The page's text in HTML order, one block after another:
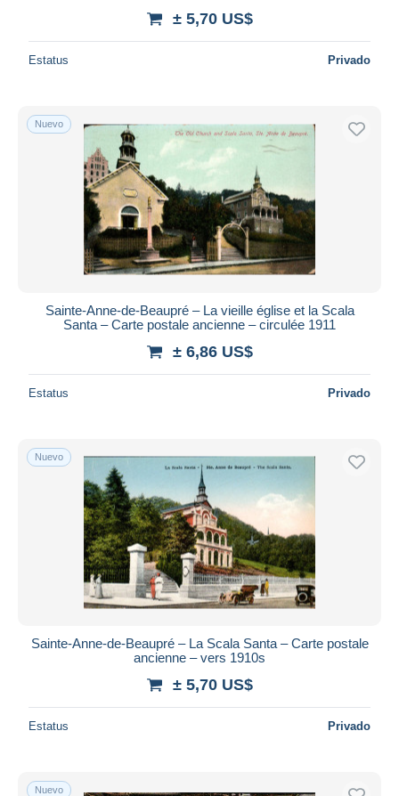
± 5,70 US$
Estatus Privado
Nuevo
Sainte-Anne-de-Beaupré – La vieille église et la Scala
Santa – Carte postale ancienne – circulée 1911
± 6,86 US$
Estatus Privado
Nuevo
Sainte-Anne-de-Beaupré – La Scala Santa – Carte postale
ancienne – vers 1910s
± 5,70 US$
Estatus Privado
Nuevo